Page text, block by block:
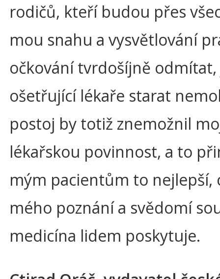
rodičů, kteří budou přes
mou snahu a vysvětlování
očkování tvrdošíjně odmítat,
ošetřující lékaře starat
postoj by totiž znemožnil
lékařskou povinnost, a to
mým pacientům to nejlepší,
mého poznání a svědomí
medicína lidem poskytuje.